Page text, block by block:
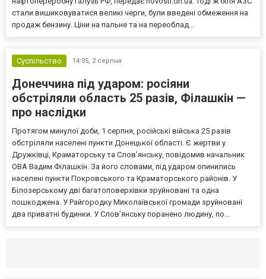
стали вишиковуватися великі черги, були введені обмеження на
продаж бензину. Ціни на пальне та на переоблад...
Суспільство 14:35, 2 серпня
Донеччина під ударом: росіяни
обстріляли область 25 разів, Філашкін —
про наслідки
Протягом минулої доби, 1 серпня, російські війська 25 разів
обстріляли населені пункти Донецької області. Є жертви у
Дружківці, Краматорську та Слов’янську, повідомив начальник
ОВА Вадим Філашкін. За його словами, під ударом опинились
населені пункти Покровського та Краматорського районів. У
Білозерському дві багатоповерхівки зруйновані та одна
пошкоджена. У Райгородку Миколаївської громади зруйновані
два приватні будинки. У Слов’янську поранено людину, по...